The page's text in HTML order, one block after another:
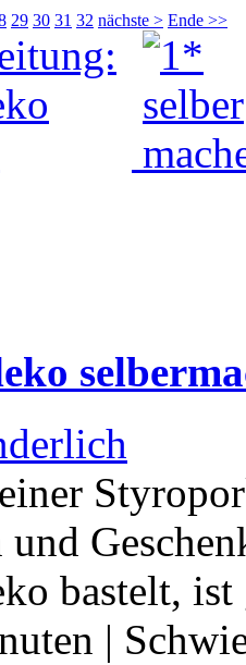
29 30 31 32 nächste > Ende >>
bastelt,
|